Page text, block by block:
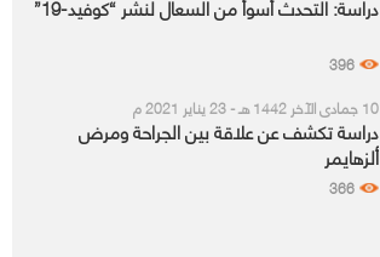
دراسة: التحدث أسوأ من السعال لنشر “كوفيد-19”
396
10 جمادى الآخر 1442 هـ - 23 يناير 2021 م
دراسة تكشف عن علاقة بين الجراحة ومرض
ألزهايمر
366